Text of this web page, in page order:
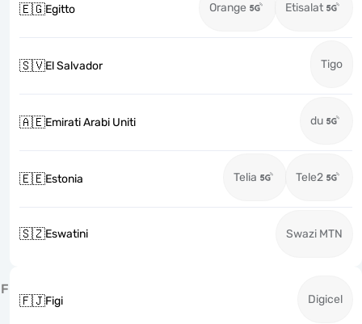
🇪🇬Egitto Orange Etisalat
🇸🇻El Salvador Tigo
🇦🇪Emirati Arabi Uniti du
🇪🇪Estonia Telia Tele2
🇸🇿Eswatini Swazi MTN
F
🇫🇯Figi Digicel